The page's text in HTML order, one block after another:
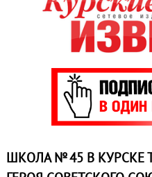
ШКОЛА № 45 В КУРСКЕ